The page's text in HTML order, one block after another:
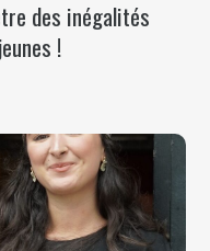
des inégalités
!